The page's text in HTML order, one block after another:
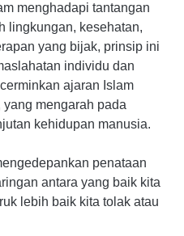
menghadapi tantangan
lingkungan, kesehatan,
yang bijak, prinsip ini
individu dan
ajaran Islam
mengarah pada
kehidupan manusia.
penataan
antara yang baik kita
lebih baik kita tolak atau